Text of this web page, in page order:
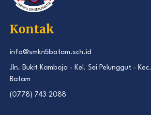
Kontak
info@smkn5batam.sch.id
Jln. Bukit Kamboja - Kel. Sei Pelunggut -
Batam
(0778) 743 2088